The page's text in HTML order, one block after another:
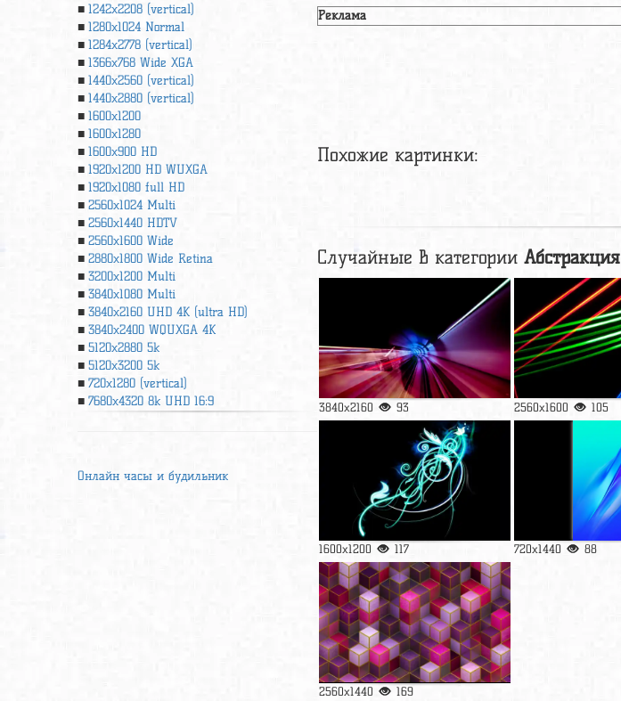
1242x2208 (vertical)
1280x1024 Normal
1284x2778 (vertical)
1366х768 Wide XGA
1440x2560 (vertical)
1440x2880 (vertical)
1600x1200
1600x1280
1600x900 HD
1920x1200 HD WUXGA
1920х1080 full HD
2560x1024 Multi
2560x1440 HDTV
2560x1600 Wide
2880x1800 Wide Retina
3200x1200 Multi
3840x1080 Multi
3840x2160 UHD 4К (ultra HD)
3840x2400 WQUXGA 4K
5120x2880 5k
5120x3200 5k
720x1280 (vertical)
7680x4320 8k UHD 16:9
Онлайн часы и будильник
Реклама
Похожие картинки:
Случайные в категорииАбстракция
3840x2160 93 2560x1600 105
1600x1200 117 720x1440 88
2560x1440 169